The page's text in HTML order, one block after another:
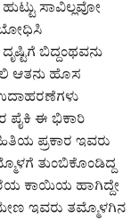
ಸಾವಿಲ್ಲವೋ
ಬಿದ್ದಂಥವನು
ಆತನು ಹೊಸ
ಪೈಕಿ ಈ ಭಿಕಾರಿ
ಪ್ರಕಾರ ಇವರು
ತುಂಬಿಕೊಂಡಿದ್ದ
ಕಾಯಿಯ ಹಾಗಿದ್ದೇ
ಇವರು ತಮ್ಮೊಳಗಿನ